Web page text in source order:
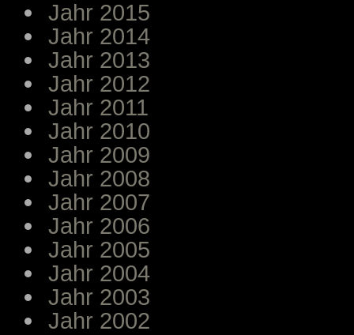
Jahr 2015
Jahr 2014
Jahr 2013
Jahr 2012
Jahr 2011
Jahr 2010
Jahr 2009
Jahr 2008
Jahr 2007
Jahr 2006
Jahr 2005
Jahr 2004
Jahr 2003
Jahr 2002